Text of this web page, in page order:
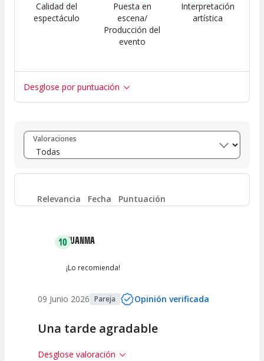
Calidad del
espectáculo
Puesta en
escena/
Producción del
evento
Interpretación
artística
Desglose por puntuación
Entre 8 y 10 (13)
Entre 6 y 8 (0)
Entre 4 y 6 0
Valoraciones
Relevancia Fecha Puntuación
10JUANMA
¡Lo recomienda!
09 Junio 2026 Pareja Opinión verificada
Una tarde agradable
Desglose valoración